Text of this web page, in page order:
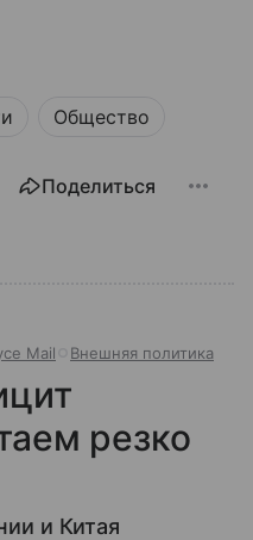
Общество
Поделиться
Mail Внешняя политика
резко
и Китая